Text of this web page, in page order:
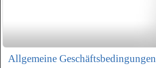
Allgemeine Geschäftsbedingungen